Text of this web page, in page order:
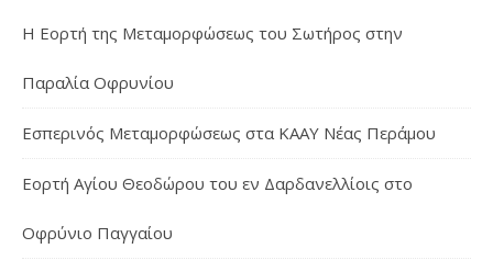
Η Εορτή της Μεταμορφώσεως του Σωτήρος στην
Παραλία Οφρυνίου
Εσπερινός Μεταμορφώσεως στα ΚΑΑΥ Νέας Περάμου
Εορτή Αγίου Θεοδώρου του εν Δαρδανελλίοις στο
Οφρύνιο Παγγαίου